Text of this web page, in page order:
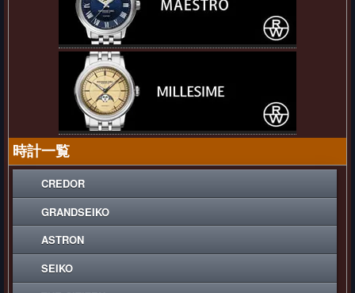
時計一覧
CREDOR
GRANDSEIKO
ASTRON
SEIKO